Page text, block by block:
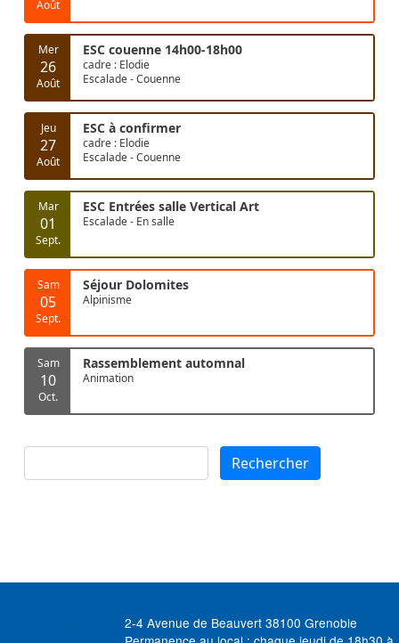
Août
Mer
26
Août
ESC couenne 14h00-18h00
cadre : Elodie
Escalade - Couenne
Jeu
27
Août
ESC à confirmer
cadre : Elodie
Escalade - Couenne
Mar
01
Sept.
ESC Entrées salle Vertical Art
Escalade - En salle
Sam
05
Sept.
Séjour Dolomites
Alpinisme
Sam
10
Oct.
Rassemblement automnal
Animation
Rechercher Rechercher
2-4 Avenue de Beauvert 38100 Grenoble